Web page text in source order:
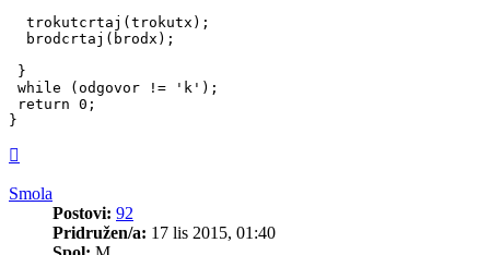
  trokutcrtaj(trokutx);
  brodcrtaj(brodx);
}
while (odgovor != 'k');
return 0;
}
Smola
Postovi: 92
Pridružen/a: 17 lis 2015, 01:40